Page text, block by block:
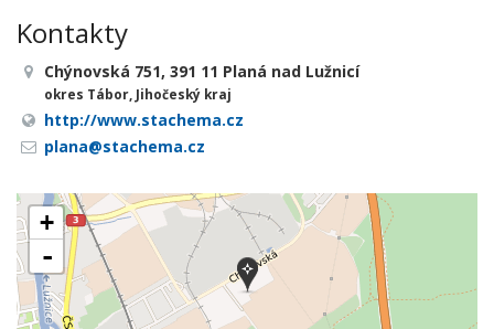
Kontakty
Chýnovská 751, 391 11 Planá nad Lužnicí
okres Tábor, Jihočeský kraj
http://www.stachema.cz
plana@stachema.cz
+
-